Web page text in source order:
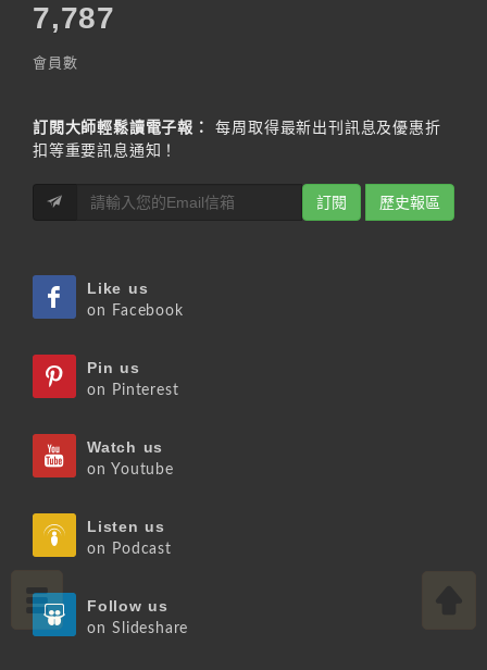
7,787
會員數
訂閱大師輕鬆讀電子報：
每周取得最新出刊訊息及優惠折
扣等重要訊息通知！
訂閱 歷史報區
Like us
on Facebook
Pin us
on Pinterest
Watch us
on Youtube
Listen us
on Podcast
Follow us
on Slideshare